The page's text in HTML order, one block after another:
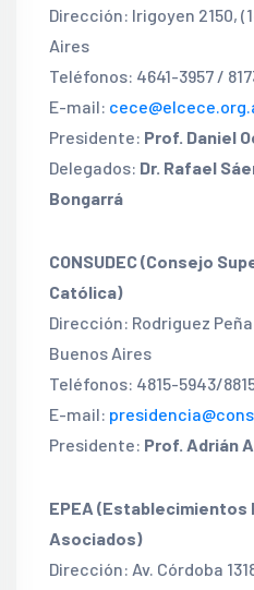
Dirección: Irigoyen 2150,
Aires
Teléfonos: 4641-3957 /
E-mail:
Presidente: Prof. Daniel
Delegados: Dr. Rafael
Bongarrá
CONSUDEC (Consejo
Católica)
Dirección: Rodriguez
Buenos Aires
Teléfonos: 4815-5943/
E-mail:
Presidente: Prof. Adrián
EPEA (Establecimientos
Asociados)
Dirección: Av. Córdoba